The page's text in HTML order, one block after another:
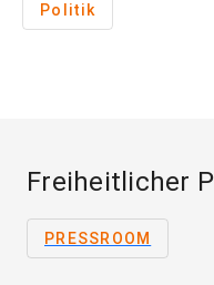
Politik
Freiheitlicher
PRESSROOM